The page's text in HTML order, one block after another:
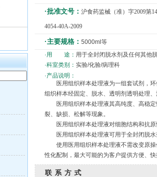
·批准文号： 沪食药监械（准）字2009第
4054-40A-2009
·主要规格： 5000ml等
·用 途： 用于全封闭脱水剂及任何其他
·科室类别： 实验/化验/病理科
·产品说明：
医用组织样本处理液为一组套试剂，环
组织样本经固定、脱水、透明剂透明处理、
医用组织样本处理液其高纯度、高稳定
裂、缺损、松解等现象。
医用组织样本处理液对细胞结构和抗原
医用组织样本处理液可用于全封闭脱水
使用医用组织样本处理液不需改变原操
性化配制，最大可能的为客户提供方便、快
联系方式